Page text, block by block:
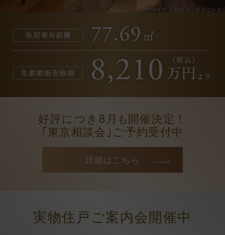
105号室 リビング・ダイニング
235号室 リビング・ダイニング
好評につき8月 も開催決定！
｢東京相談会｣ご予約受付中
詳細はこちら
実物住戸ご案内会開催中